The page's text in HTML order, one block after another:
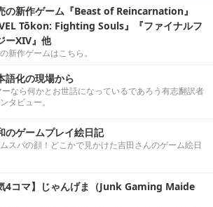
の新作ゲーム『Beast of Reincarnation』
Tōkon: Fighting Souls』『ファイナルフ
ーXIV』他
新作ゲームはこちら。
語化の現場から
ーなら何かとお世話になっているであろう有志翻訳者
タビュー。
のゲームプレイ絵日記
スパの顔！どこかで見かけた吉田さんのゲーム絵日
4コマ】じゃんげま（Junk Gaming Maide